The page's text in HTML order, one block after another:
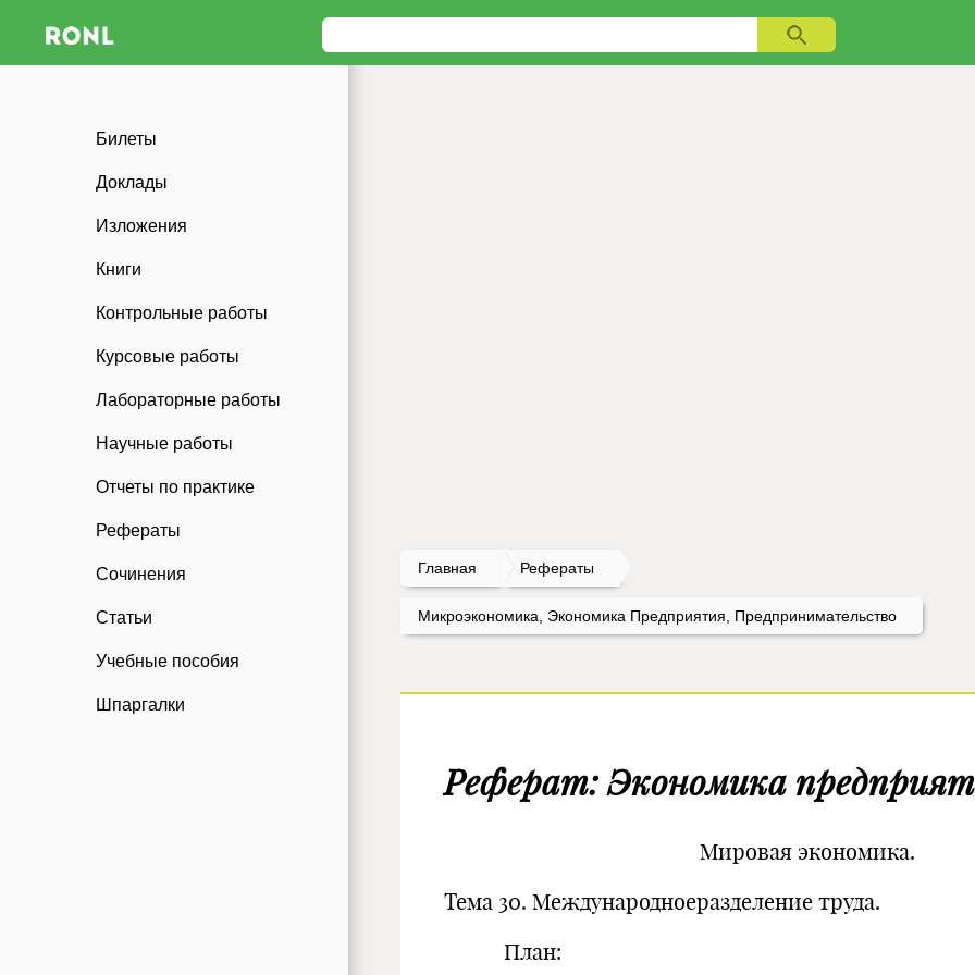
Билеты
Доклады
Изложения
Книги
Контрольные работы
Курсовые работы
Лабораторные работы
Научные работы
Отчеты по практике
Рефераты
Сочинения
Статьи
Учебные пособия
Шпаргалки
Главная Рефераты
Микроэкономика, Экономика Предприятия, Предпринимательство
Реферат: Экономика
Мировая экономика.
Тема 30. Международноеразделение труда.
План: